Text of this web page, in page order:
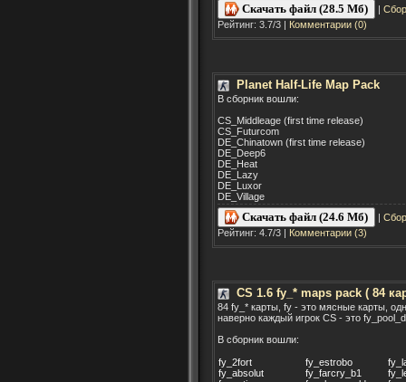
Скачать файл (28.5 Мб) |
Рейтинг: 3.7/3 | Комментарии (0)
Planet Half-Life Map Pack
В сборник вошли:
CS_Middleage (first time release)
CS_Futurcom
DE_Chinatown (first time release)
DE_Deep6
DE_Heat
DE_Lazy
DE_Luxor
DE_Village
Скачать файл (24.6 Мб) |
Рейтинг: 4.7/3 | Комментарии (3)
CS 1.6 fy_* maps pack ( 84
84 fy_* карты, fy - это мясные карты,
наверно каждый игрок CS - это
В сборник вошли:
fy_2fort
fy_absolut
fy_estrobo
fy_farcry_b1